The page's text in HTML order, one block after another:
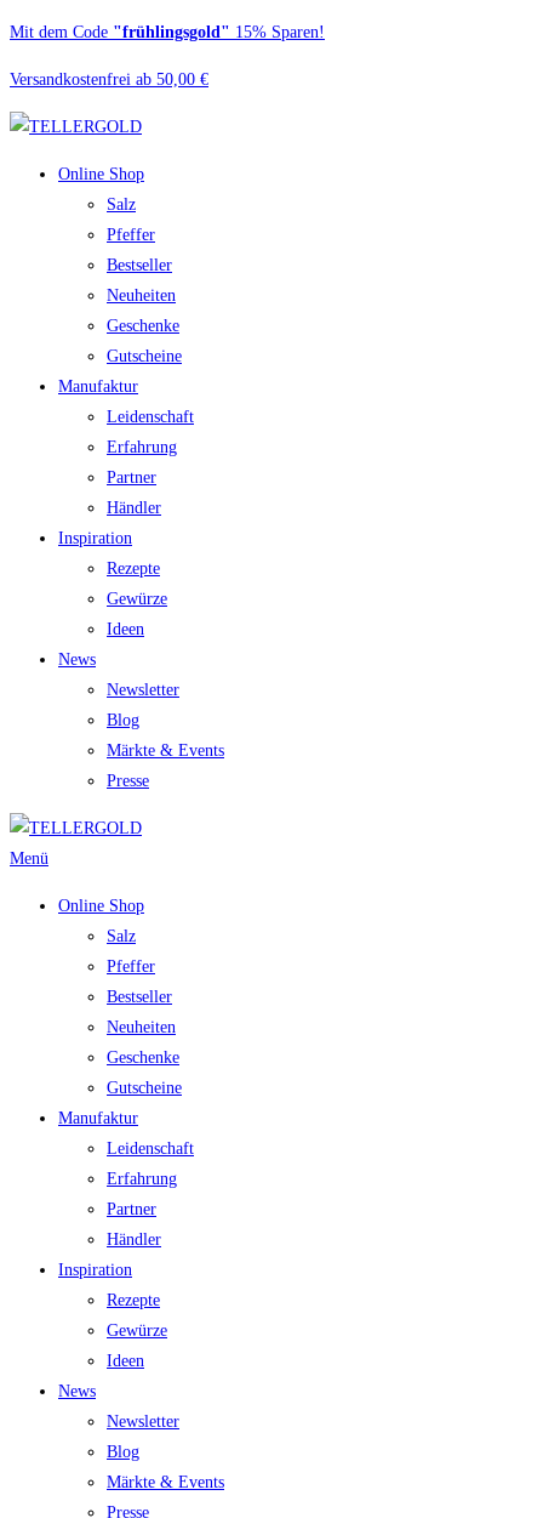
Zum
springen
Mit dem Code "frühlingsgold" 15% Sparen!
Versandkostenfrei ab 50,00 €
Online Shop
Salz
Pfeffer
Bestseller
Neuheiten
Geschenke
Gutscheine
Manufaktur
Leidenschaft
Erfahrung
Partner
Händler
Inspiration
Rezepte
Gewürze
Ideen
News
Newsletter
Blog
Märkte & Events
Presse
Menü
Online Shop
Salz
Pfeffer
Bestseller
Neuheiten
Geschenke
Gutscheine
Manufaktur
Leidenschaft
Erfahrung
Partner
Händler
Inspiration
Rezepte
Gewürze
Ideen
News
Newsletter
Blog
Märkte & Events
Presse